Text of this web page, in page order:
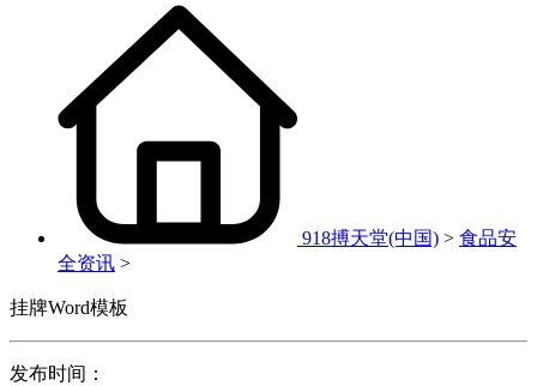
918搏天堂(中国) > 食品安
全资讯 >
挂牌Word模板
发布时间：